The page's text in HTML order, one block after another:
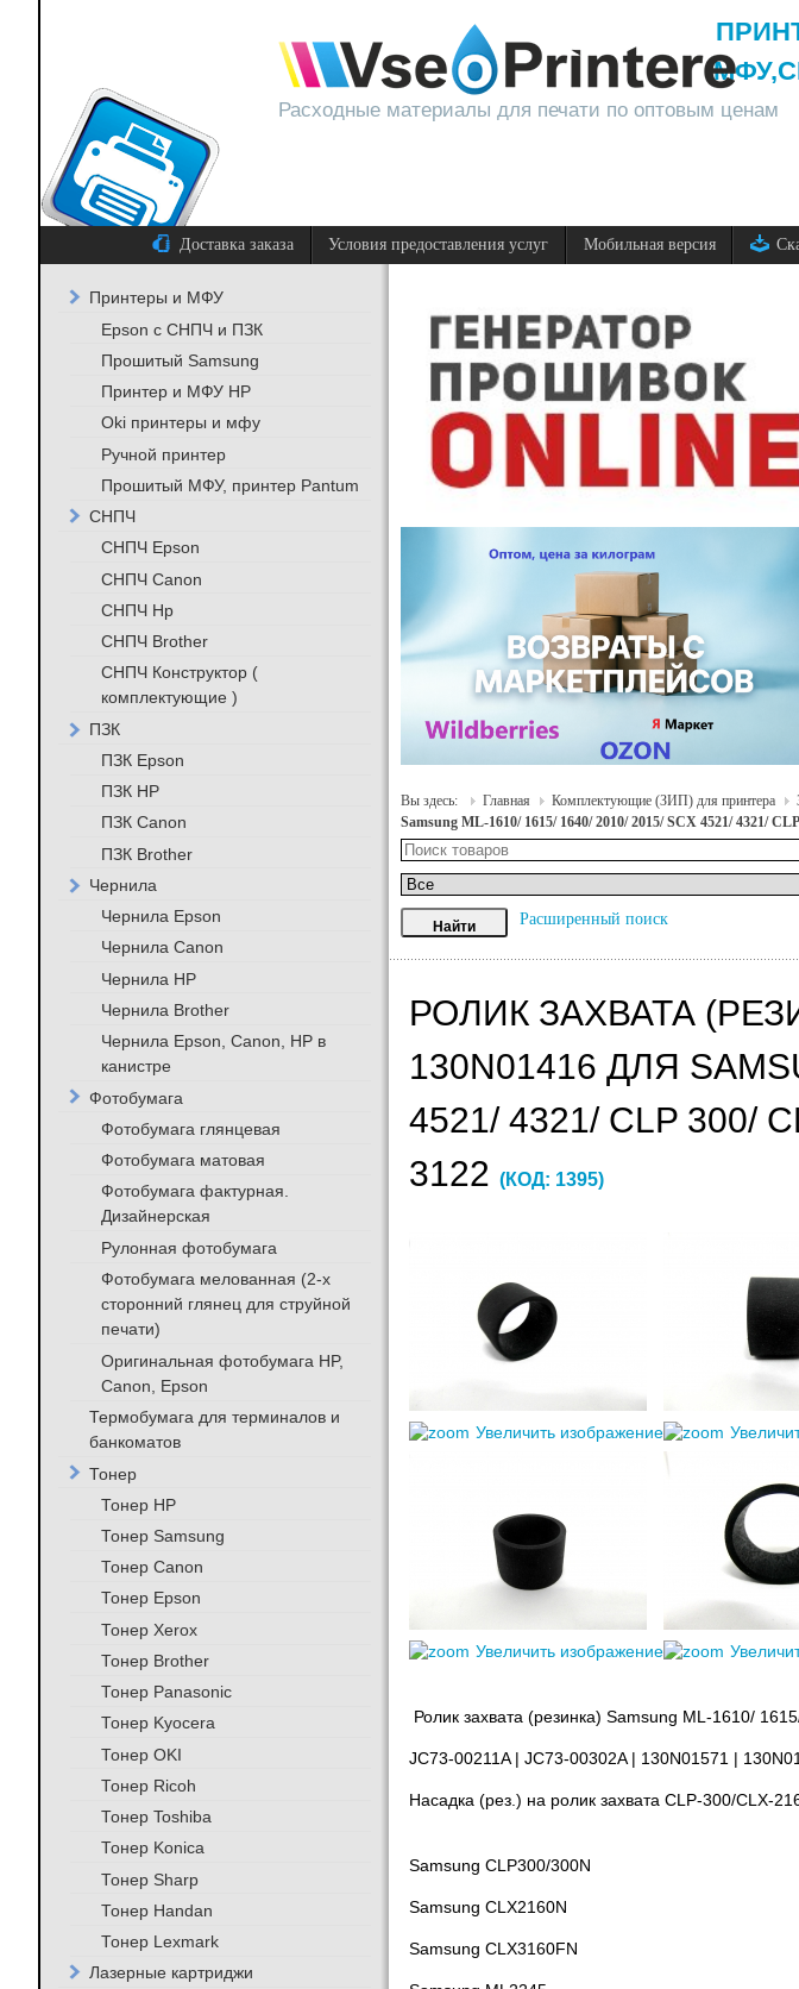
Расходные материалы для печати по оптовым ценам
МФУ,
Доставка заказа Условия предоставления услуг Мобильная версия
Вы здесь: Главная Комплектующие (ЗИП) для принтера
Samsung ML-1610/ 1615/ 1640/ 2010/ 2015/ SCX 4521/ 4321/
Расширенный поиск
РОЛИК ЗАХВАТА
130N01416 ДЛЯ
4521/ 4321/ CLP 300/
3122 (КОД: 1395)
Увеличить изображение
Увеличить изображение
Ролик захвата (резинка) Samsung ML-1610/
JC73-00211A | JC73-00302A | 130N01571 |
Насадка (рез.) на ролик захвата CLP-300/CLX-
Samsung CLP300/300N
Samsung CLX2160N
Samsung CLX3160FN
Принтеры и МФУ
Epson с СНПЧ и ПЗК
Прошитый Samsung
Принтер и МФУ HP
Oki принтеры и мфу
Ручной принтер
Прошитый МФУ, принтер Pantum
СНПЧ
СНПЧ Epson
СНПЧ Canon
СНПЧ Hp
СНПЧ Brother
СНПЧ Конструктор (
комплектующие )
ПЗК
ПЗК Epson
ПЗК HP
ПЗК Canon
ПЗК Brother
Чернила
Чернила Epson
Чернила Canon
Чернила HP
Чернила Brother
Чернила Epson, Canon, HP в
канистре
Фотобумага
Фотобумага глянцевая
Фотобумага матовая
Фотобумага фактурная.
Дизайнерская
Рулонная фотобумага
Фотобумага мелованная (2-х
сторонний глянец для струйной
печати)
Оригинальная фотобумага HP,
Canon, Epson
Термобумага для терминалов и
банкоматов
Тонер
Тонер HP
Тонер Samsung
Тонер Canon
Тонер Epson
Тонер Xerox
Тонер Brother
Тонер Panasonic
Тонер Kyocera
Тонер OKI
Тонер Ricoh
Тонер Toshiba
Тонер Konica
Тонер Sharp
Тонер Handan
Тонер Lexmark
Лазерные картриджи